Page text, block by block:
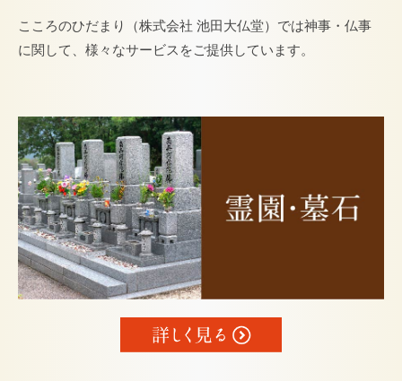
こころのひだまり（株式会社 池田大仏堂）では神事・仏事
に関して、様々なサービスをご提供しています。